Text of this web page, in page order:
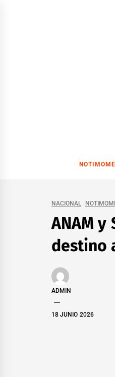
NACIONAL
ANAM
destino
ADMIN
18 JUNIO 2026